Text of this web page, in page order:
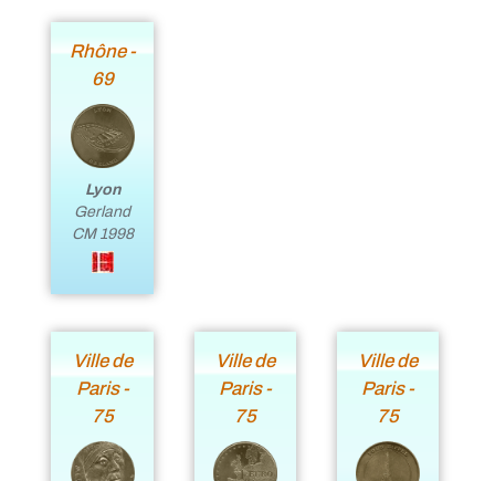
Rhône -
69
Lyon
Gerland
CM 1998
Ville de
Paris -
75
Ville de
Paris -
75
Ville de
Paris -
75